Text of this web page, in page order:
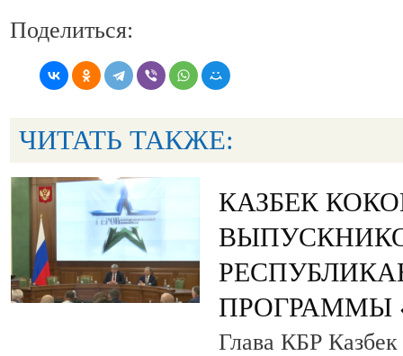
Поделиться:
ЧИТАТЬ ТАКЖЕ:
КАЗБЕК
ПРОГРАММЫ
Глава КБР Казбек